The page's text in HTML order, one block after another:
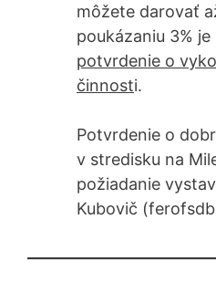
môžete darovať
poukázaniu 3%
potvrdenie o
činnosti.
Potvrdenie o
v stredisku na
požiadanie
Kubovič